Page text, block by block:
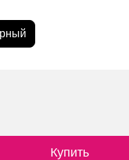
Купить